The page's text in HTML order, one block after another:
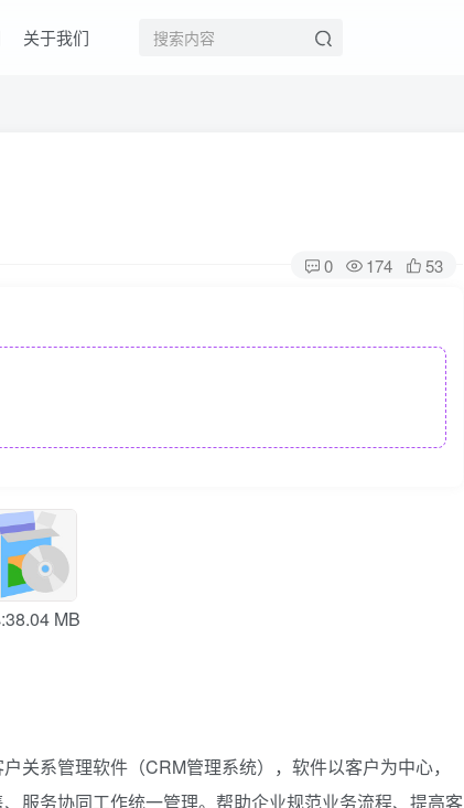
关于我们
0 174 53
MB
系管理软件（CRM管理系统），软件以客户为中心，
服务协同工作统一管理。帮助企业规范业务流程、提高客